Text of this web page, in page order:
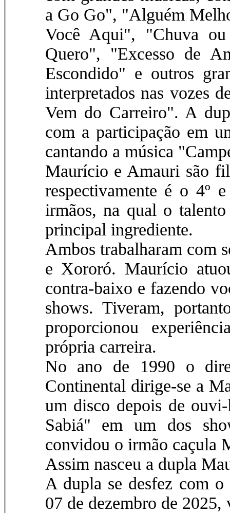
a Go Go", "Alguém
Você Aqui", "Chuva
Quero", "Excesso de
Escondido" e outros
interpretados nas vozes
Vem do Carreiro". A
com a participação em
cantando a música
Maurício e Amauri são
respectivamente é o 4º
irmãos, na qual o
principal ingrediente.
Ambos trabalharam com
e Xororó. Maurício
contra-baixo e fazendo
shows. Tiveram,
proporcionou
própria carreira.
No ano de 1990 o
Continental dirige-se a
um disco depois de
Sabiá" em um dos
convidou o irmão caçula
Assim nasceu a dupla
A dupla se desfez com
07 de dezembro de